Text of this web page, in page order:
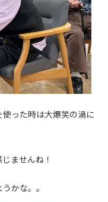
った時は大爆笑の渦に
ませんね！
かな。。